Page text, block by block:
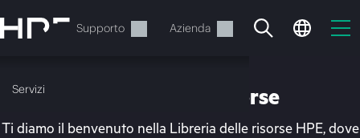
al
contenuto
Servizi Supporto Azienda
Servizi Libreria delle risorse
Ti diamo il benvenuto nella Libreria delle risorse HPE, dove